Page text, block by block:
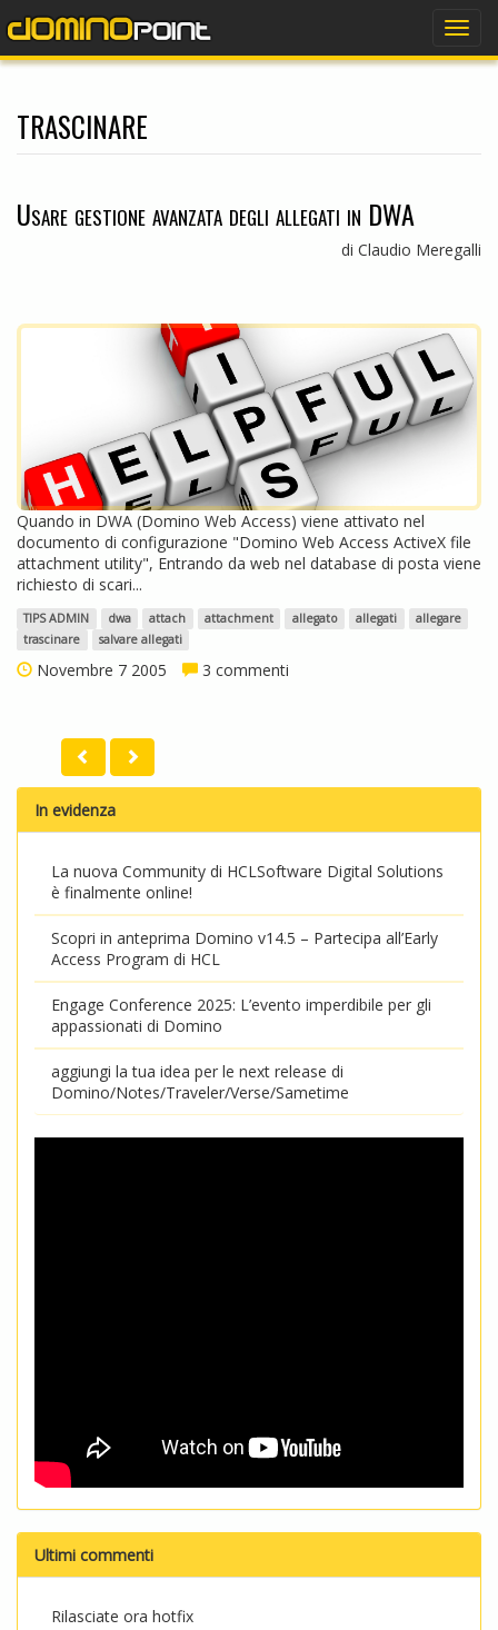
trascinare
Usare gestione avanzata degli allegati in DWA
di Claudio Meregalli
Quando in DWA (Domino Web Access) viene attivato nel
documento di configurazione "Domino Web Access ActiveX file
attachment utility", Entrando da web nel database di posta viene
richiesto di scari...
TIPS ADMIN dwa attach attachment allegato allegati
allegare
trascinare
salvare allegati
Novembre 7 2005 3 commenti
In evidenza
La nuova Community di HCLSoftware Digital Solutions
è finalmente online!
Scopri in anteprima Domino v14.5 – Partecipa all’Early
Access Program di HCL
Engage Conference 2025: L’evento imperdibile per gli
appassionati di Domino
aggiungi la tua idea per le next release di
Domino/Notes/Traveler/Verse/Sametime
Ultimi commenti
Rilasciate ora hotfix